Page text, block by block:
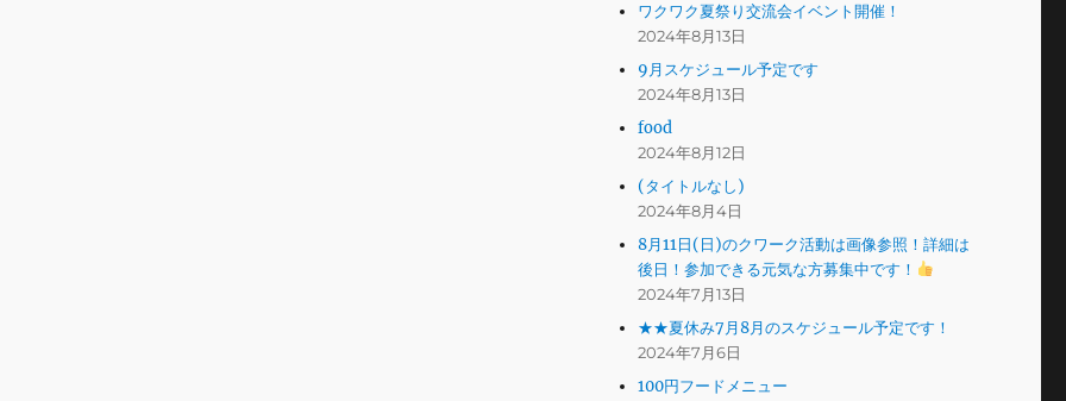
ワクワク夏祭り交流会イベント開催！
2024年8月13日
9月スケジュール予定です
2024年8月13日
food
2024年8月12日
(タイトルなし)
2024年8月4日
8月11日(日)のクワーク活動は画像参照！詳細は
後日！参加できる元気な方募集中です！
2024年7月13日
★★夏休み7月8月のスケジュール予定です！
2024年7月6日
100円フードメニュー